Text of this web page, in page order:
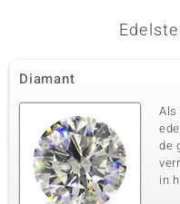
Edelsteen exact
SI1 (G) Diamant
Karaatgewicht som
0,122 ct
Zetting
Prong
Diamant
Als
de
in